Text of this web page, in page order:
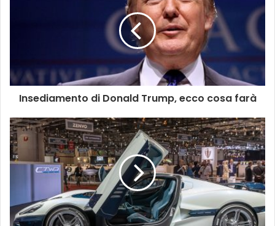
Insediamento di Donald Trump, ecco cosa farà